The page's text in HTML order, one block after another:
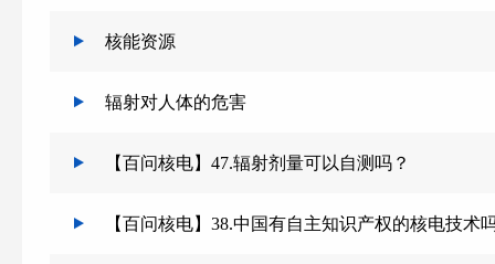
核能资源
辐射对人体的危害
【百问核电】47.辐射剂量可以自测吗？
【百问核电】38.中国有自主知识产权的核电技术